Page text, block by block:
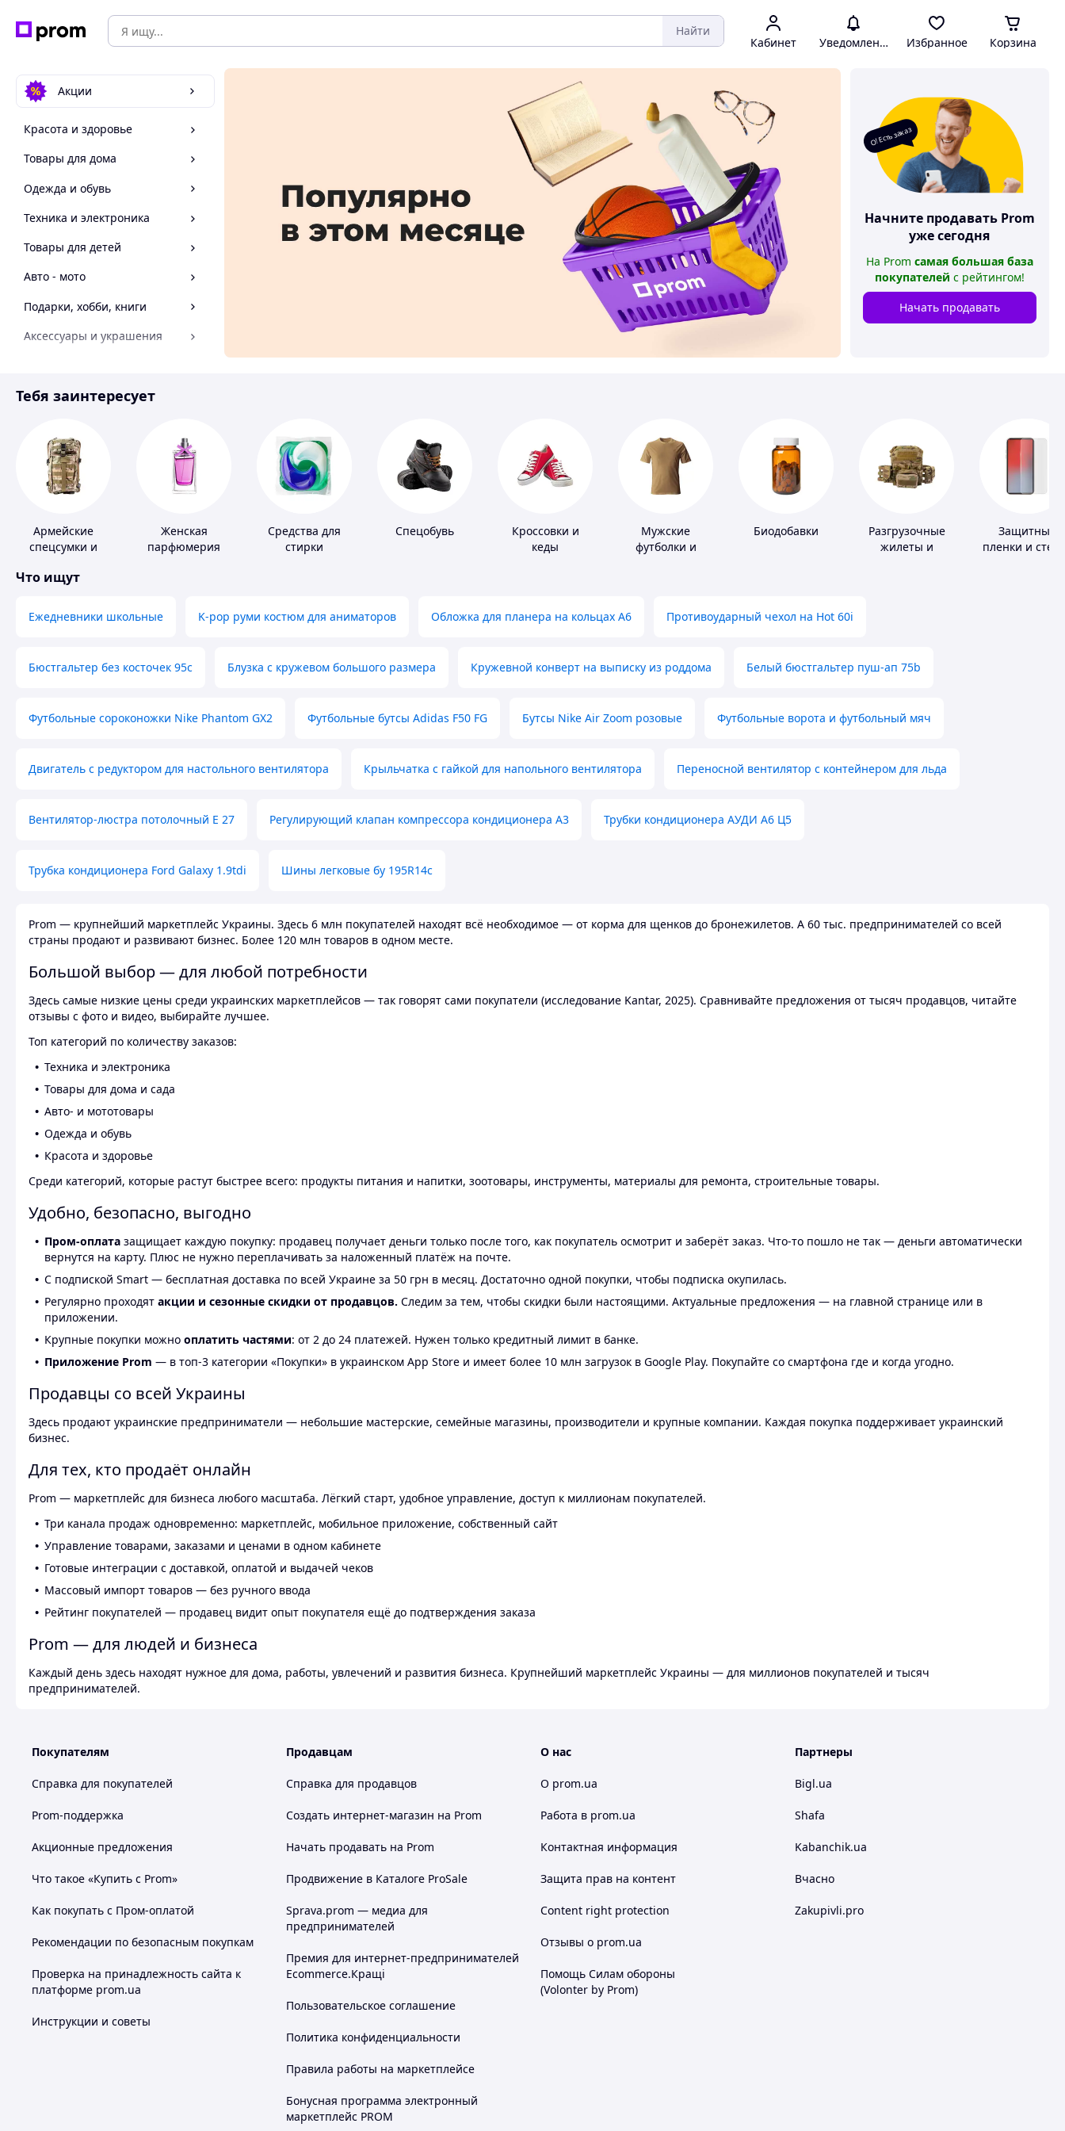
Найти
Кабинет Уведомления Избранное Корзина
Акции
Красота и здоровье
Товары для дома
Одежда и обувь
Техника и электроника
Товары для детей
Авто - мото
Подарки, хобби, книги
Аксессуары и украшения
Спорт и отдых
О! Есть заказ
Начните продавать Prom
уже сегодня
На Prom самая большая база
покупателей с рейтингом!
Начать продавать
Тебя заинтересует
Армейские
спецсумки и
Женская
парфюмерия
Средства для
стирки
Спецобувь
Кроссовки и
кеды
Мужские
футболки и
Биодобавки
Разгрузочные
жилеты и
Защитные
пленки и
Что ищут
Ежедневники школьные K-pop руми костюм для аниматоров Обложка для планера на кольцах А6 Противоударный чехол на Hot 60i
Бюстгальтер без косточек 95с Блузка с кружевом большого размера Кружевной конверт на выписку из роддома Белый бюстгальтер пуш-ап 75b
Футбольные сороконожки Nike Phantom GX2 Футбольные бутсы Adidas F50 FG Бутсы Nike Air Zoom розовые Футбольные ворота и футбольный мяч
Двигатель с редуктором для настольного вентилятора Крыльчатка с гайкой для напольного вентилятора Переносной вентилятор с контейнером для льда
Вентилятор-люстра потолочный E 27 Регулирующий клапан компрессора кондиционера А3 Трубки кондиционера АУДИ А6 Ц5
Трубка кондиционера Ford Galaxy 1.9tdi Шины легковые бу 195R14c
Prom — крупнейший маркетплейс Украины. Здесь 6 млн покупателей находят всё необходимое — от корма для щенков до бронежилетов. А 60 тыс. предпринимателей со всей
страны продают и развивают бизнес. Более 120 млн товаров в одном месте.
Большой выбор — для любой потребности
Здесь самые низкие цены среди украинских маркетплейсов — так говорят сами покупатели (исследование Kantar, 2025). Сравнивайте предложения от тысяч продавцов, читайте
отзывы с фото и видео, выбирайте лучшее.
Топ категорий по количеству заказов:
Техника и электроника
Товары для дома и сада
Авто- и мототовары
Одежда и обувь
Красота и здоровье
Среди категорий, которые растут быстрее всего: продукты питания и напитки, зоотовары, инструменты, материалы для ремонта, строительные товары.
Удобно, безопасно, выгодно
Пром-оплата защищает каждую покупку: продавец получает деньги только после того, как покупатель осмотрит и заберёт заказ. Что-то пошло не так — деньги автоматически
вернутся на карту. Плюс не нужно переплачивать за наложенный платёж на почте.
С подпиской Smart — бесплатная доставка по всей Украине за 50 грн в месяц. Достаточно одной покупки, чтобы подписка окупилась.
Регулярно проходят акции и сезонные скидки от продавцов. Следим за тем, чтобы скидки были настоящими. Актуальные предложения — на главной странице или в
приложении.
Крупные покупки можно оплатить частями: от 2 до 24 платежей. Нужен только кредитный лимит в банке.
Приложение Prom — в топ-3 категории «Покупки» в украинском App Store и имеет более 10 млн загрузок в Google Play. Покупайте со смартфона где и когда угодно.
Продавцы со всей Украины
Здесь продают украинские предприниматели — небольшие мастерские, семейные магазины, производители и крупные компании. Каждая покупка поддерживает украинский
бизнес.
Для тех, кто продаёт онлайн
Prom — маркетплейс для бизнеса любого масштаба. Лёгкий старт, удобное управление, доступ к миллионам покупателей.
Три канала продаж одновременно: маркетплейс, мобильное приложение, собственный сайт
Управление товарами, заказами и ценами в одном кабинете
Готовые интеграции с доставкой, оплатой и выдачей чеков
Массовый импорт товаров — без ручного ввода
Рейтинг покупателей — продавец видит опыт покупателя ещё до подтверждения заказа
Prom — для людей и бизнеса
Каждый день здесь находят нужное для дома, работы, увлечений и развития бизнеса. Крупнейший маркетплейс Украины — для миллионов покупателей и тысяч
предпринимателей.
Покупателям
Справка для покупателей
Prom-поддержка
Акционные предложения
Что такое «Купить с Prom»
Как покупать с Пром-оплатой
Рекомендации по безопасным покупкам
Проверка на принадлежность сайта к
платформе prom.ua
Инструкции и советы
Продавцам
Справка для продавцов
Создать интернет-магазин на Prom
Начать продавать на Prom
Продвижение в Каталоге ProSale
Sprava.prom — медиа для
предпринимателей
Премия для интернет-предпринимателей
Ecommerce.Кращі
Пользовательское соглашение
Политика конфиденциальности
Правила работы на маркетплейсе
Бонусная программа электронный
маркетплейс PROM
О нас
О prom.ua
Работа в prom.ua
Контактная информация
Защита прав на контент
Content right protection
Отзывы о prom.ua
Помощь Силам обороны
(Volonter by Prom)
Партнеры
Bigl.ua
Shafa
Kabanchik.ua
Вчасно
Zakupivli.pro